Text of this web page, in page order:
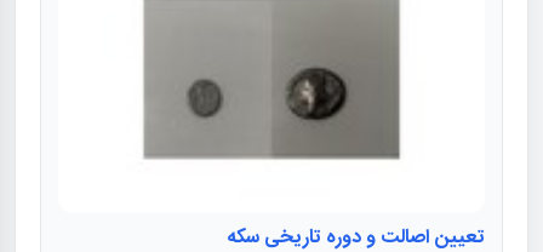
تعیین اصالت و دوره تاریخی سکه